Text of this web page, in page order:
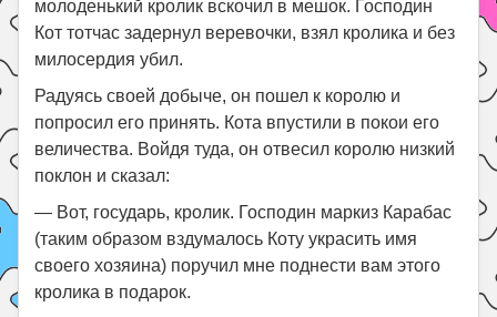
молоденький кролик вскочил в мешок. Господин
Кот тотчас задернул веревочки, взял кролика и без
милосердия убил.
Радуясь своей добыче, он пошел к королю и
попросил его принять. Кота впустили в покои его
величества. Войдя туда, он отвесил королю низкий
поклон и сказал:
— Вот, государь, кролик. Господин маркиз Карабас
(таким образом вздумалось Коту украсить имя
своего хозяина) поручил мне поднести вам этого
кролика в подарок.